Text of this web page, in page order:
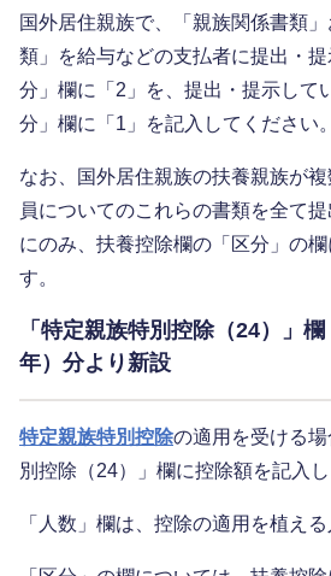
国外居住親族で、「親族関係書類
類」を給与などの支払者に提出・
分」欄に「2」を、提出・提示して
分」欄に「1」を記入してください。
なお、国外居住親族の扶養親族が
員についてのこれらの書類を全て
にのみ、扶養控除欄の「区分」の
す。
「特定親族特別控除（24）
年）分より新設
特定親族特別控除の適用を受ける
別控除（24）」欄に控除額を記入し
「人数」欄は、控除の適用を植え